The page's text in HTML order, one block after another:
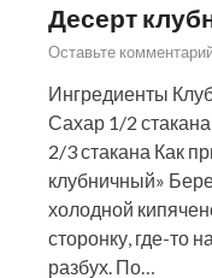
Десерт
Оставьте
Ингредиенты
Сахар 1/2
2/3 стакана Как
клубничный»
холодной
сторонку, где-то
разбух. По…